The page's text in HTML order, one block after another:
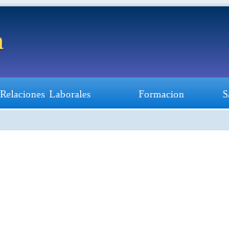
Relaciones Laborales Formacion